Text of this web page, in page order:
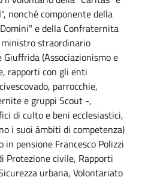
nonché componente della
e della Confraternita
ministro straordinario
(Associazionismo e
rapporti con gli enti
parrocchie,
e gruppi Scout -,
di culto e beni ecclesiastici,
i suoi àmbiti di competenza)
in pensione Francesco Polizzi
Protezione civile, Rapporti
urbana, Volontariato